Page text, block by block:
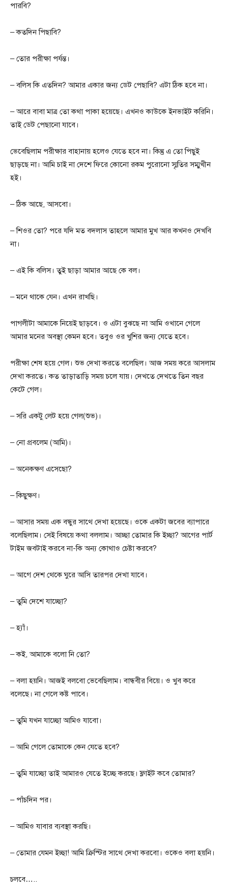
পারবি?
– কতদিন পিছাবি?
– তোর পরীক্ষা পর্যন্ত।
– বলিস কি এতদিন? আমার একার জন্য ডেট পেছাবি? এটা ঠিক হবে না।
– আরে বাবা মাত্র তো কথা পাকা হয়েছে। এখনও কাউকে ইনভাইট করিনি।
তাই ডেট পেছানো যাবে।
ভেবেছিলাম পরীক্ষার বাহানায় হলেও যেতে হবে না। কিন্তু এ তো পিছুই
ছাড়ছে না। আমি চাই না দেশে ফিরে কোনো রকম পুরোনো স্মৃতির সম্মুখীন
হই।
– ঠিক আছে, আসবো।
– শিওর তো? পরে যদি মত বদলাস তাহলে আমার মুখ আর কখনও দেখবি
না।
– এই কি বলিস। তুই ছাড়া আমার আছে কে বল।
– মনে থাকে যেন। এখন রাখছি।
পাগলীটা আমাকে নিয়েই ছাড়বে। ও এটা বুঝছে না আমি ওখানে গেলে
আমার মনের অবস্থা কেমন হবে। তবুও ওর খুশির জন্য যেতে হবে।
পরীক্ষা শেষ হয়ে গেল। শুভ দেখা করতে বলেছিল। আজ সময় করে আসলাম
দেখা করতে। কত তাড়াতাড়ি সময় চলে যায়। দেখতে দেখতে তিন বছর
কেটে গেল।
– সরি একটু লেট হয়ে গেল(শুভ)।
– নো প্রবলেম (আমি)।
– অনেকক্ষণ এসেছো?
– কিছুক্ষণ।
– আসার সময় এক বন্ধুর সাথে দেখা হয়েছে। ওকে একটা জবের ব্যাপারে
বলেছিলাম। সেই বিষয়ে কথা বললাম। আচ্ছা তোমার কি ইচ্ছা? আগের পার্ট
টাইম জবটাই করবে না-কি অন্য কোথাও চেষ্টা করবে?
– আগে দেশ থেকে ঘুরে আসি তারপর দেখা যাবে।
– তুমি দেশে যাচ্ছো?
– হ্যাঁ।
– কই, আমাকে বলো নি তো?
– বলা হয়নি। আজই বলবো ভেবেছিলাম। বান্ধবীর বিয়ে। ও খুব করে
বলেছে। না গেলে কষ্ট পাবে।
– তুমি যখন যাচ্ছো আমিও যাবো।
– আমি গেলে তোমাকে কেন যেতে হবে?
– তুমি যাচ্ছো তাই আমারও যেতে ইচ্ছে করছে। ফ্লাইট কবে তোমার?
– পাঁচদিন পর।
– আমিও যাবার ব্যবস্থা করছি।
– তোমার যেমন ইচ্ছা! আমি ক্রিস্টির সাথে দেখা করবো। ওকেও বলা হয়নি।
চলবে…..